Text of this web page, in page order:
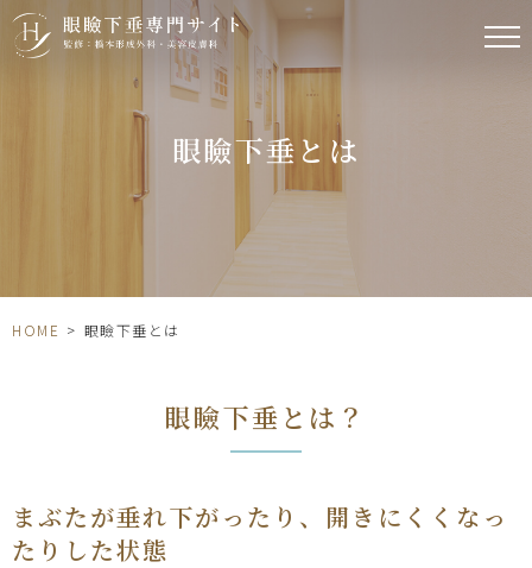
眼瞼下垂とは
HOME > 眼瞼下垂とは
眼瞼下垂とは？
まぶたが垂れ下がったり、開きにくくなっ
たりした状態